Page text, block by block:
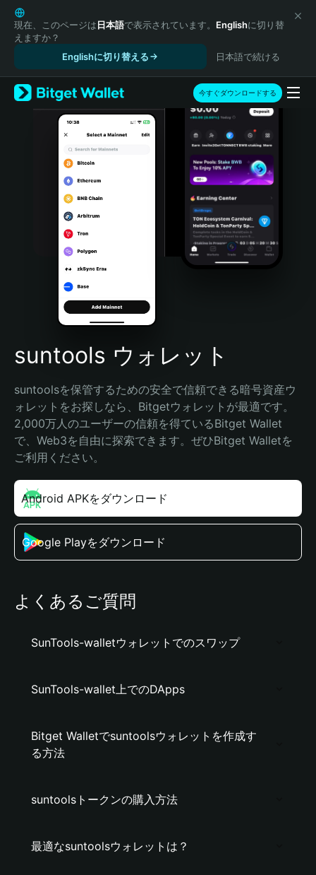
English
日本語
Tiếng Việt
Español (Latinoamérica)
Türkçe
Italiano
Português (Portugal)
Bahasa Indonesia
Português (Brasil)
Español (Argentina)
現在、このページは日本語で表示されています。 Englishに切り替
えますか？
Englishに切り替える
日本語で続ける
今すぐダウンロードする
suntools ウォレット
suntoolsを保管するための安全で信頼できる暗号資産ウ
ォレットをお探しなら、Bitgetウォレットが最適です。
2,000万人のユーザーの信頼を得ているBitget Wallet
で、Web3を自由に探索できます。ぜひBitget Walletを
ご利用ください。
Android APKをダウンロード
Google Playをダウンロード
よくあるご質問
SunTools-walletウォレットでのスワップ
SunTools-wallet上でのDApps
Bitget Walletでsuntoolsウォレットを作成す
る方法
suntoolsトークンの購入方法
最適なsuntoolsウォレットは？